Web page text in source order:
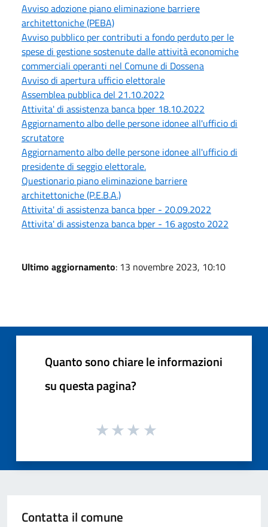
Avviso adozione piano eliminazione barriere
architettoniche (PEBA)
Avviso pubblico per contributi a fondo perduto per le
spese di gestione sostenute dalle attività economiche
commerciali operanti nel Comune di Dossena
Avviso di apertura ufficio elettorale
Assemblea pubblica del 21.10.2022
Attivita' di assistenza banca bper 18.10.2022
Aggiornamento albo delle persone idonee all'ufficio di
scrutatore
Aggiornamento albo delle persone idonee all'ufficio di
presidente di seggio elettorale.
Questionario piano eliminazione barriere
architettoniche (P.E.B.A.)
Attivita' di assistenza banca bper - 20.09.2022
Attivita' di assistenza banca bper - 16 agosto 2022
Ultimo aggiornamento: 13 novembre 2023, 10:10
Quanto sono chiare le informazioni
su questa pagina?
Contatta il comune